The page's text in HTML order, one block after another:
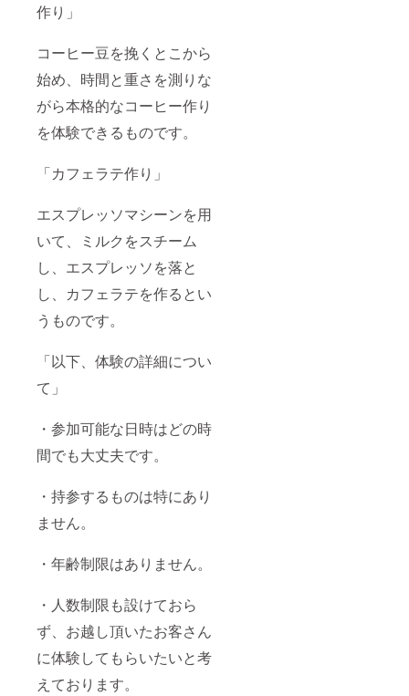
作り」
コーヒー豆を挽くとこから
始め、時間と重さを測りな
がら本格的なコーヒー作り
を体験できるものです。
「カフェラテ作り」
エスプレッソマシーンを用
いて、ミルクをスチーム
し、エスプレッソを落と
し、カフェラテを作るとい
うものです。
「以下、体験の詳細につい
て」
・参加可能な日時はどの時
間でも大丈夫です。
・持参するものは特にあり
ません。
・年齢制限はありません。
・人数制限も設けておら
ず、お越し頂いたお客さん
に体験してもらいたいと考
えております。